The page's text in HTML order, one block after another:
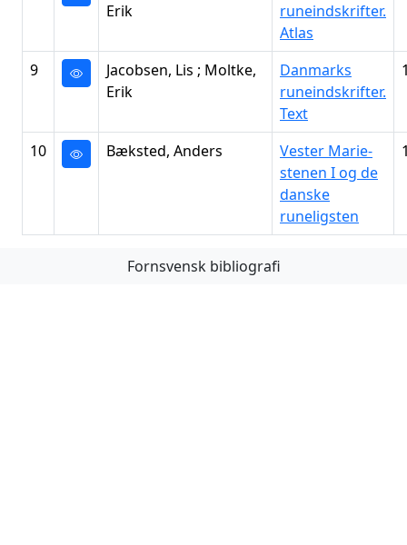
Erik
runeindskrifter.
Atlas
9
Jacobsen, Lis ; Moltke,
Erik
Danmarks
runeindskrifter.
Text
10 Bæksted, Anders
Vester Marie-
stenen I og de
danske
runeligsten
Föregående Nästa
Fornsvensk bibliografi